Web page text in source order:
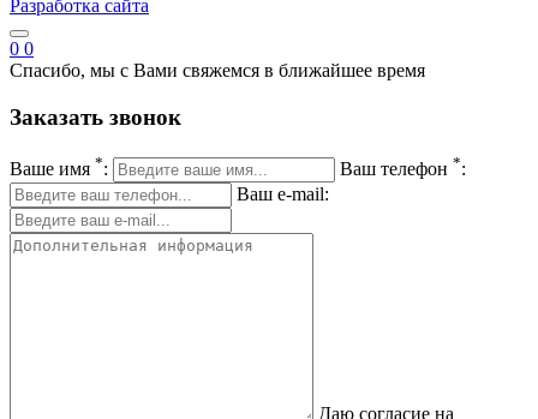
Разработка сайта
0 0
Спасибо, мы с Вами свяжемся в ближайшее время
Заказать звонок
Ваше имя *: Ваш телефон *:
Ваш e-mail:
Даю согласие на